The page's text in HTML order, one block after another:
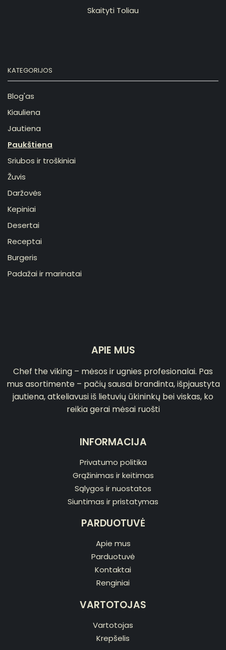
Skaityti Toliau
KATEGORIJOS
Blog'as
Kiauliena
Jautiena
Paukštiena
Sriubos ir troškiniai
Žuvis
Daržovės
Kepiniai
Desertai
Receptai
Burgeris
Padažai ir marinatai
APIE MUS
Chef the viking – mėsos ir ugnies profesionalai. Pas
mus asortimente – pačių sausai brandinta, išpjaustyta
jautiena, atkeliavusi iš lietuvių ūkininkų bei viskas, ko
reikia gerai mėsai ruošti
INFORMACIJA
Privatumo politika
Grąžinimas ir keitimas
Sąlygos ir nuostatos
Siuntimas ir pristatymas
PARDUOTUVĖ
Apie mus
Parduotuvė
Kontaktai
Renginiai
VARTOTOJAS
Vartotojas
Krepšelis